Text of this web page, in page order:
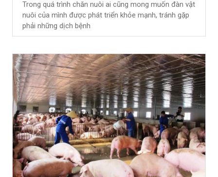
Trong quá trình chăn nuôi ai cũng mong muốn đàn vật
nuôi của mình được phát triển khỏe mạnh, tránh gặp
phải những dịch bệnh